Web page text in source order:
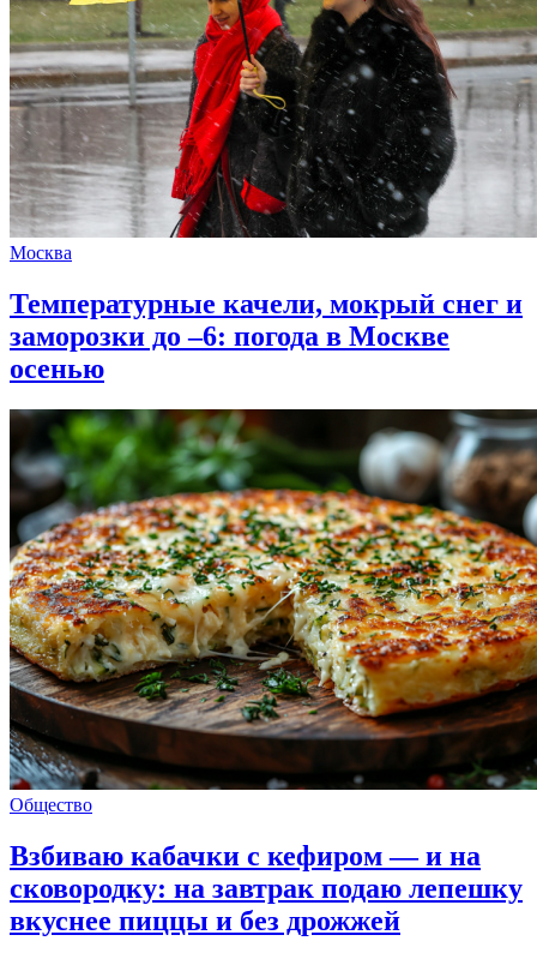
Москва
Температурные качели, мокрый снег и
заморозки до –6: погода в Москве
осенью
Общество
Взбиваю кабачки с кефиром — и на
сковородку: на завтрак подаю лепешку
вкуснее пиццы и без дрожжей